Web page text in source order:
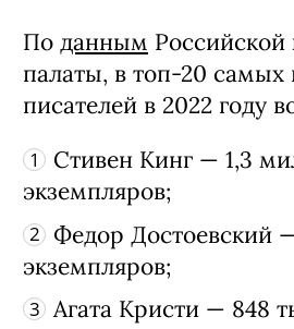
В марте 2022 года
приостановил выпуск
книг в стране. Несмотря
ближайшие два года
продолжат выходить —
срока действующих
ПоданнымРоссийской
палаты, в топ-20 самых